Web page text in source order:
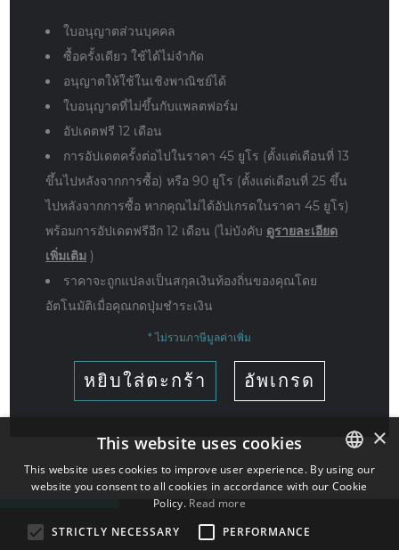
ใบอนุญาตส่วนบุคคล
ซื้อครั้งเดียว ใช้ได้ไม่จำกัด
อนุญาตให้ใช้ในเชิงพาณิชย์ได้
ใบอนุญาตที่ไม่ขึ้นกับแพลตฟอร์ม
อัปเดตฟรี 12 เดือน
การอัปเดตครั้งต่อไปในราคา 45 ยูโร (ตั้งแต่เดือนที่ 13
ขึ้นไปหลังจากการซื้อ) หรือ 90 ยูโร (ตั้งแต่เดือนที่ 25 ขึ้น
ไปหลังจากการซื้อ หากคุณไม่ได้อัปเกรดในราคา 45 ยูโร)
พร้อมการอัปเดตฟรีอีก 12 เดือน (ไม่บังคับ ดูรายละเอียด
เพิ่มเติม )
ราคาจะถูกแปลงเป็นสกุลเงินท้องถิ่นของคุณโดย
อัตโนมัติเมื่อคุณกดปุ่มชำระเงิน
* ไม่รวมภาษีมูลค่าเพิ่ม
หยิบใส่ตะกร้า อัพเกรด
ENGLISH
×
This website uses cookies
This website uses cookies to improve user experience. By using our
website you consent to all cookies in accordance with our Cookie
Policy. Read more
STRICTLY NECESSARY
PERFORMANCE